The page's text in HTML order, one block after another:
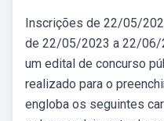
Inscrições de 22/05/
de 22/05/2023 a 22/06/
um edital de concurso
realizado para o
engloba os seguintes